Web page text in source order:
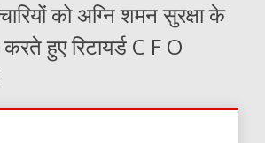
को अग्नि शमन सुरक्षा के
हुए रिटायर्ड C F O